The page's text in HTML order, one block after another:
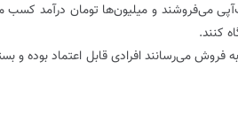
می‌فروشند و میلیون‌ها تومان درآمد کسب
کنند.
فروش می‌رسانند افرادی قابل اعتماد بوده و